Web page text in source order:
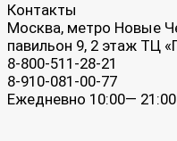
Контакты
Москва, метро Новые
павильон 9, 2 этаж ТЦ
8-800-511-28-21
8-910-081-00-77
Ежедневно 10:00— 21:00